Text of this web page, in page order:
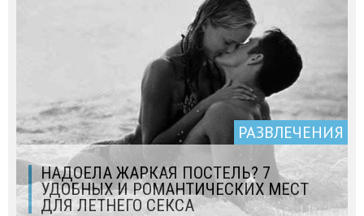
РАЗВЛЕЧЕНИЯ
НАДОЕЛА ЖАРКАЯ ПОСТЕЛЬ? 7
УДОБНЫХ И РОМАНТИЧЕСКИХ МЕСТ
ДЛЯ ЛЕТНЕГО СЕКСА